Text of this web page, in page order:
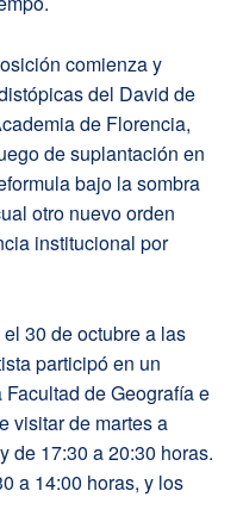
comienza y
del David de
de Florencia,
de suplantación en
bajo la sombra
otro nuevo orden
institucional por
30 de octubre a las
participó en un
de Geografía e
visitar de martes a
de 17:30 a 20:30 horas.
a 14:00 horas, y los